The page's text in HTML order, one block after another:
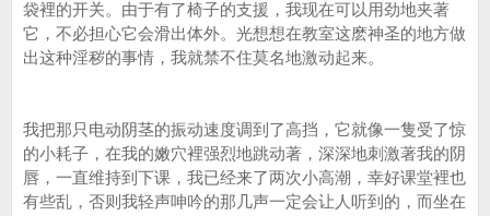
袋裡的开关。由于有了椅子的支援，我现在可以用劲地夹著
它，不必担心它会滑出体外。光想想在教室这麽神圣的地方做
出这种淫秽的事情，我就禁不住莫名地激动起来。
我把那只电动阴茎的振动速度调到了高挡，它就像一隻受了惊
的小耗子，在我的嫩穴裡强烈地跳动著，深深地刺激著我的阴
唇，一直维持到下课，我已经来了两次小高潮，幸好课堂裡也
有些乱，否则我轻声呻吟的那几声一定会让人听到的，而坐在